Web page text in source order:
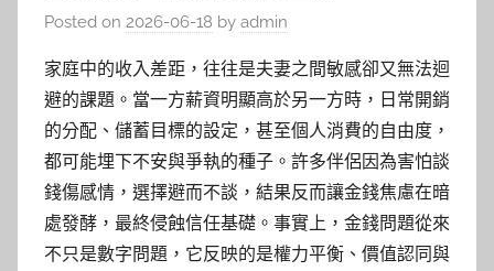
Posted on 2026-06-18 by admin
家庭中的收入差距，往往是夫妻之間敏感卻又無法迴
避的課題。當一方薪資明顯高於另一方時，日常開銷
的分配、儲蓄目標的設定，甚至個人消費的自由度，
都可能埋下不安與爭執的種子。許多伴侶因為害怕談
錢傷感情，選擇避而不談，結果反而讓金錢焦慮在暗
處發酵，最終侵蝕信任基礎。事實上，金錢問題從來
不只是數字問題，它反映的是權力平衡、價值認同與